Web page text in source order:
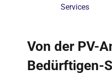
Services
Von der PV-
Bedürftigen-